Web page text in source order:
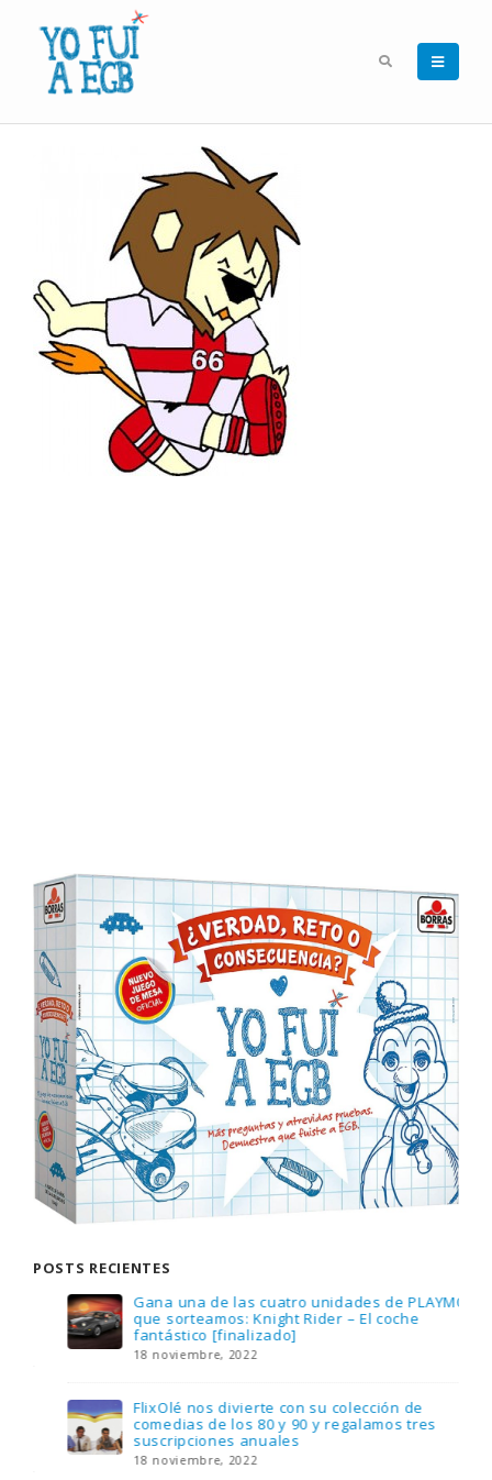
POSTS RECIENTES
Gana una de las cuatro unidades de PLAYMOBIL
que sorteamos: Knight Rider – El coche
fantástico [finalizado]
18 noviembre, 2022
FlixOlé nos divierte con su colección de
comedias de los 80 y 90 y regalamos tres
suscripciones anuales
18 noviembre, 2022